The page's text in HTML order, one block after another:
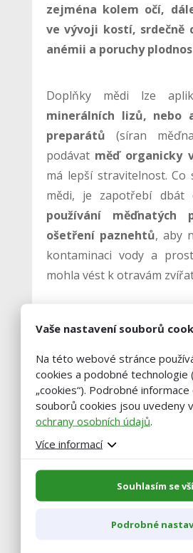
zejména kolem očí,
ve vývoji kostí, srdečně
anémii a poruchy
Doplňky mědi lze
minerálních lizů, nebo
preparátů (síran
podávat měď organicky
má lepší stravitelnost. Co
mědi, je zapotřebí dbát
používání měďnatých
ošetření paznehtů, aby
kontaminaci vody a
mohla vést k otravám
4) Poruchy metabolismu
Mangan je přítomen ve
organismu a je
vývoj, imunitní
nervovou soustavu a
Mangan je
superoxiddismutázy
má tedy funkcijako
Vaše nastavení souborů
Na této webové stránce
cookies a podobné technologie
„cookies“). Podrobné
souborů cookies jsou uvedeny v
ochrany osobních údajů.
Více informací
Souhlasím se
Podrobné